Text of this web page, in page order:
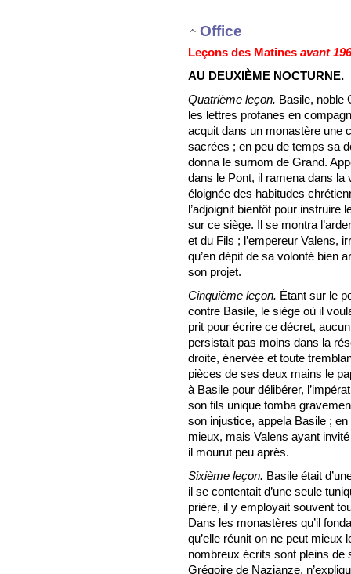
Office
Leçons des Matines avant
AU DEUXIÈME NOCTURNE.
Quatrième leçon. Basile, noble
les lettres profanes en
acquit dans un monastère une
sacrées ; en peu de temps sa
donna le surnom de Grand.
dans le Pont, il ramena dans la
éloignée des habitudes
l’adjoignit bientôt pour instruire
sur ce siège. Il se montra
et du Fils ; l’empereur Valens,
qu’en dépit de sa volonté bien
son projet.
Cinquième leçon. Étant sur le
contre Basile, le siège où il
prit pour écrire ce décret,
persistait pas moins dans la
droite, énervée et toute
pièces de ses deux mains le
à Basile pour délibérer,
son fils unique tomba
son injustice, appela Basile ;
mieux, mais Valens ayant
il mourut peu après.
Sixième leçon. Basile était
il se contentait d’une seule
prière, il y employait souvent
Dans les monastères qu’il
qu’elle réunit on ne peut mieux
nombreux écrits sont pleins de
Grégoire de Nazianze,